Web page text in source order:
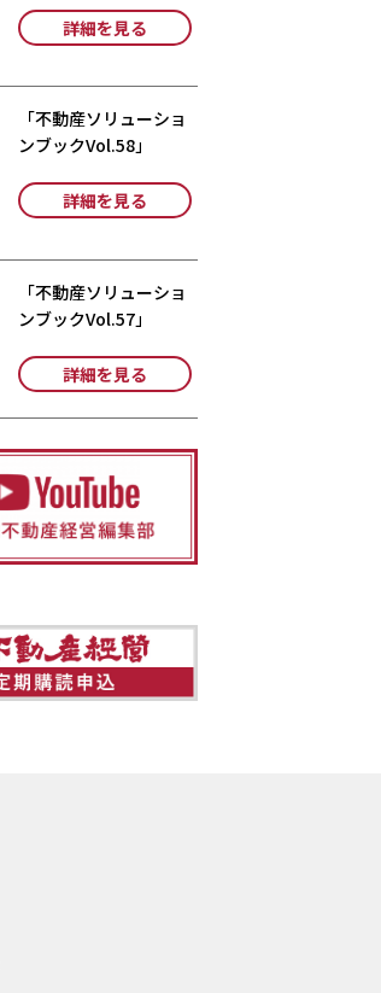
詳細を見る
「不動産ソリューショ
ンブックVol.58」
詳細を見る
「不動産ソリューショ
ンブックVol.57」
詳細を見る